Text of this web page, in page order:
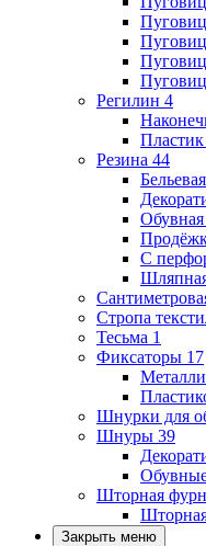
Регилин 4
Пластик
Резина 44
Бельевая
Обувная
С
Стропа
Тесьма 1
Фиксаторы 17
Шнурки для
Шнуры 39
Шторная
Закрыть меню